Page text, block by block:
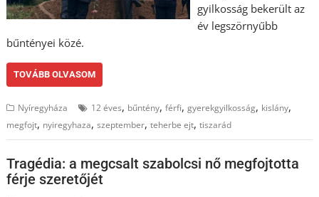
gyilkosság bekerült az
év legszörnyűbb
bűntényei közé.
TOVÁBB OLVASOM
Nyíregyháza 12 éves, bűntény,férfi,gyerekgyilkosság, kislány,
megfojt, nyiregyhaza,szeptember,teherbe ejt,tiszarád
Tragédia: a megcsalt szabolcsi nő megfojtotta
férje szeretőjét